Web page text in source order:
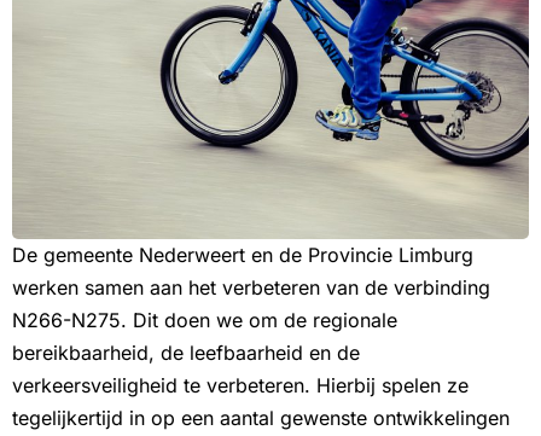
De gemeente Nederweert en de Provincie Limburg
werken samen aan het verbeteren van de verbinding
N266-N275. Dit doen we om de regionale
bereikbaarheid, de leefbaarheid en de
verkeersveiligheid te verbeteren. Hierbij spelen ze
tegelijkertijd in op een aantal gewenste ontwikkelingen